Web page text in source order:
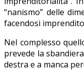
“nanismo” delle
facendosi
Nel complesso
prevede la
destra e a manca